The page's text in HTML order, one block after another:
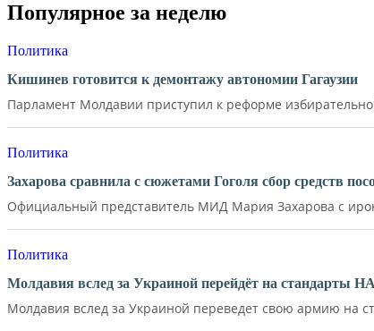
Популярное за неделю
Политика
Кишинев готовится к демонтажу автономии Гагаузии
Парламент Молдавии приступил к реформе
Политика
Захарова сравнила с сюжетами Гоголя сбор средств
Официальный представитель МИД Мария Захарова с
Политика
Молдавия вслед за Украиной перейдёт на стандарты
Молдавия вслед за Украиной переведет свою армию на